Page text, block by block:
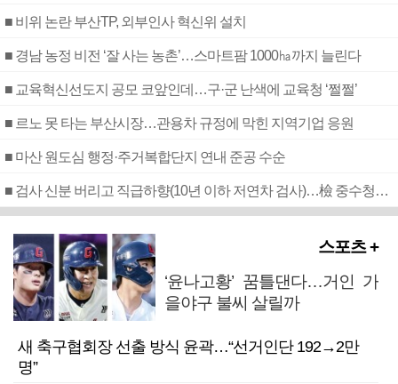
■ 비위 논란 부산TP, 외부인사 혁신위 설치
■ 경남 농정 비전 ‘잘 사는 농촌’…스마트팜 1000㏊까지 늘린다
■ 교육혁신선도지 공모 코앞인데…구·군 난색에 교육청 ‘쩔쩔’
■ 르노 못 타는 부산시장…관용차 규정에 막힌 지역기업 응원
■ 마산 원도심 행정·주거복합단지 연내 준공 수순
■ 검사 신분 버리고 직급하향(10년 이하 저연차 검사)…檢 중수청행 기피
스포츠 +
‘윤나고황’ 꿈틀댄다…거인 가
을야구 불씨 살릴까
새 축구협회장 선출 방식 윤곽…“선거인단 192→2만
명”